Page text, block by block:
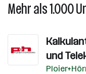
Mehr als 1.000
und